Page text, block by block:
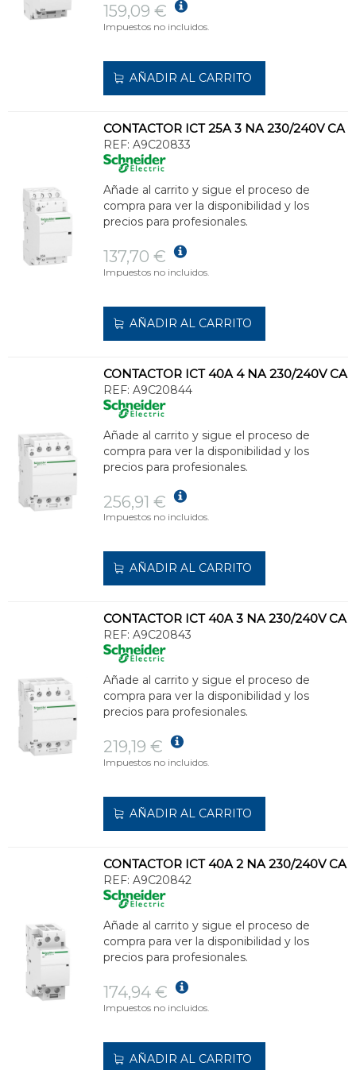
159,09 €
Impuestos no incluidos.
AÑADIR AL CARRITO
CONTACTOR ICT 25A 3 NA 230/240V CA
REF: A9C20833
Añade al carrito y sigue el proceso de
compra para ver la disponibilidad y los
precios para profesionales.
137,70 €
Impuestos no incluidos.
AÑADIR AL CARRITO
CONTACTOR ICT 40A 4 NA 230/240V CA
REF: A9C20844
Añade al carrito y sigue el proceso de
compra para ver la disponibilidad y los
precios para profesionales.
256,91 €
Impuestos no incluidos.
AÑADIR AL CARRITO
CONTACTOR ICT 40A 3 NA 230/240V CA
REF: A9C20843
Añade al carrito y sigue el proceso de
compra para ver la disponibilidad y los
precios para profesionales.
219,19 €
Impuestos no incluidos.
AÑADIR AL CARRITO
CONTACTOR ICT 40A 2 NA 230/240V CA
REF: A9C20842
Añade al carrito y sigue el proceso de
compra para ver la disponibilidad y los
precios para profesionales.
174,94 €
Impuestos no incluidos.
AÑADIR AL CARRITO